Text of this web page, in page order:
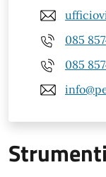
085
085